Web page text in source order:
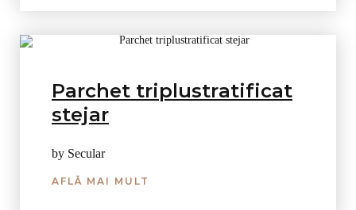
Parchet triplustratificat
stejar
by Secular
AFLĂ MAI MULT